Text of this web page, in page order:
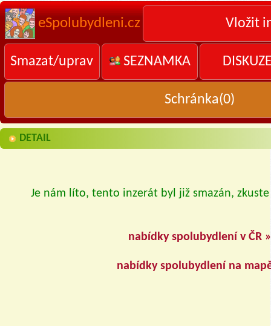
eSpolubydleni.cz Vložit
Smazat/uprav SEZNAMKA
Schránka(0)
DETAIL
Je nám líto, tento inzerát byl již smazán,
nabídky spolubydlení v ČR »
nabídky spolubydlení na